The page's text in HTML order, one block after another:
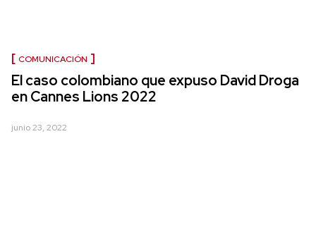
COMUNICACIÓN
El caso colombiano que expuso David Droga
en Cannes Lions 2022
junio 23, 2022